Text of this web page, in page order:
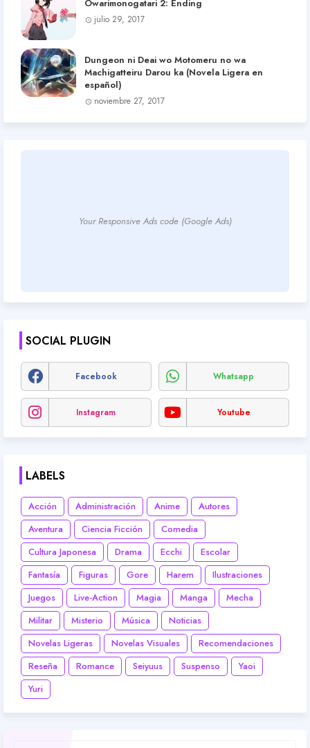
Owarimonogatari 2: Ending
julio 29, 2017
Dungeon ni Deai wo Motomeru no wa
Machigatteiru Darou ka (Novela Ligera en
español)
noviembre 27, 2017
Your Responsive Ads code (Google Ads)
SOCIAL PLUGIN
Facebook Whatsapp
Instagram Youtube
LABELS
Acción Administración Anime
Autores
Aventura
Ciencia Ficción
Comedia
Cultura Japonesa
Drama Ecchi
Escolar
Fantasía
Figuras Gore Harem
Ilustraciones
Juegos
Live-Action Magia Manga
Mecha
Militar
Misterio Música
Noticias
Novelas Ligeras
Novelas Visuales
Recomendaciones
Reseña
Romance Seiyuus Suspenso
Yaoi
Yuri